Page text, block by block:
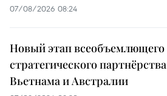
07/08/2026 08:24
Новый этап всеобъемлющего
стратегического партнёрства
Вьетнама и Австралии